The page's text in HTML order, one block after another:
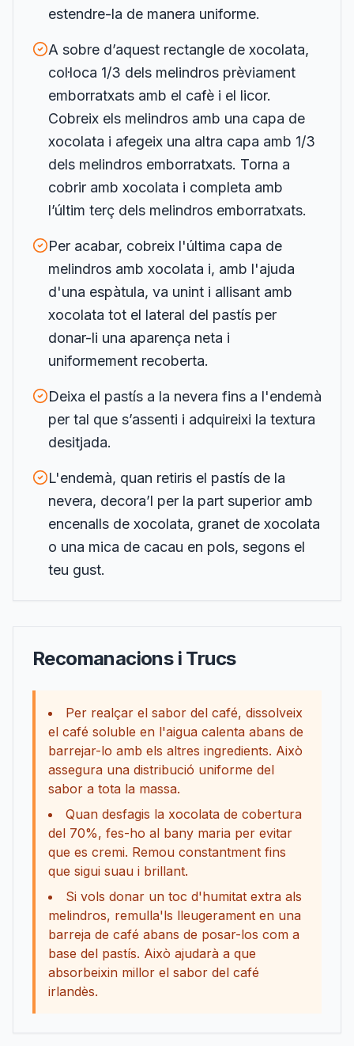
estendre-la de manera uniforme.
A sobre d’aquest rectangle de xocolata,
col·loca 1/3 dels melindros prèviament
emborratxats amb el cafè i el licor.
Cobreix els melindros amb una capa de
xocolata i afegeix una altra capa amb 1/3
dels melindros emborratxats. Torna a
cobrir amb xocolata i completa amb
l’últim terç dels melindros emborratxats.
Per acabar, cobreix l'última capa de
melindros amb xocolata i, amb l'ajuda
d'una espàtula, va unint i allisant amb
xocolata tot el lateral del pastís per
donar-li una aparença neta i
uniformement recoberta.
Deixa el pastís a la nevera fins a l'endemà
per tal que s’assenti i adquireixi la textura
desitjada.
L'endemà, quan retiris el pastís de la
nevera, decora’l per la part superior amb
encenalls de xocolata, granet de xocolata
o una mica de cacau en pols, segons el
teu gust.
Recomanacions i Trucs
Per realçar el sabor del café, dissolveix
el café soluble en l'aigua calenta abans de
barrejar-lo amb els altres ingredients. Això
assegura una distribució uniforme del
sabor a tota la massa.
Quan desfagis la xocolata de cobertura
del 70%, fes-ho al bany maria per evitar
que es cremi. Remou constantment fins
que sigui suau i brillant.
Si vols donar un toc d'humitat extra als
melindros, remulla'ls lleugerament en una
barreja de café abans de posar-los com a
base del pastís. Això ajudarà a que
absorbeixin millor el sabor del café
irlandès.